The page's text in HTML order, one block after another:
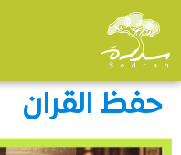
حفظ القران